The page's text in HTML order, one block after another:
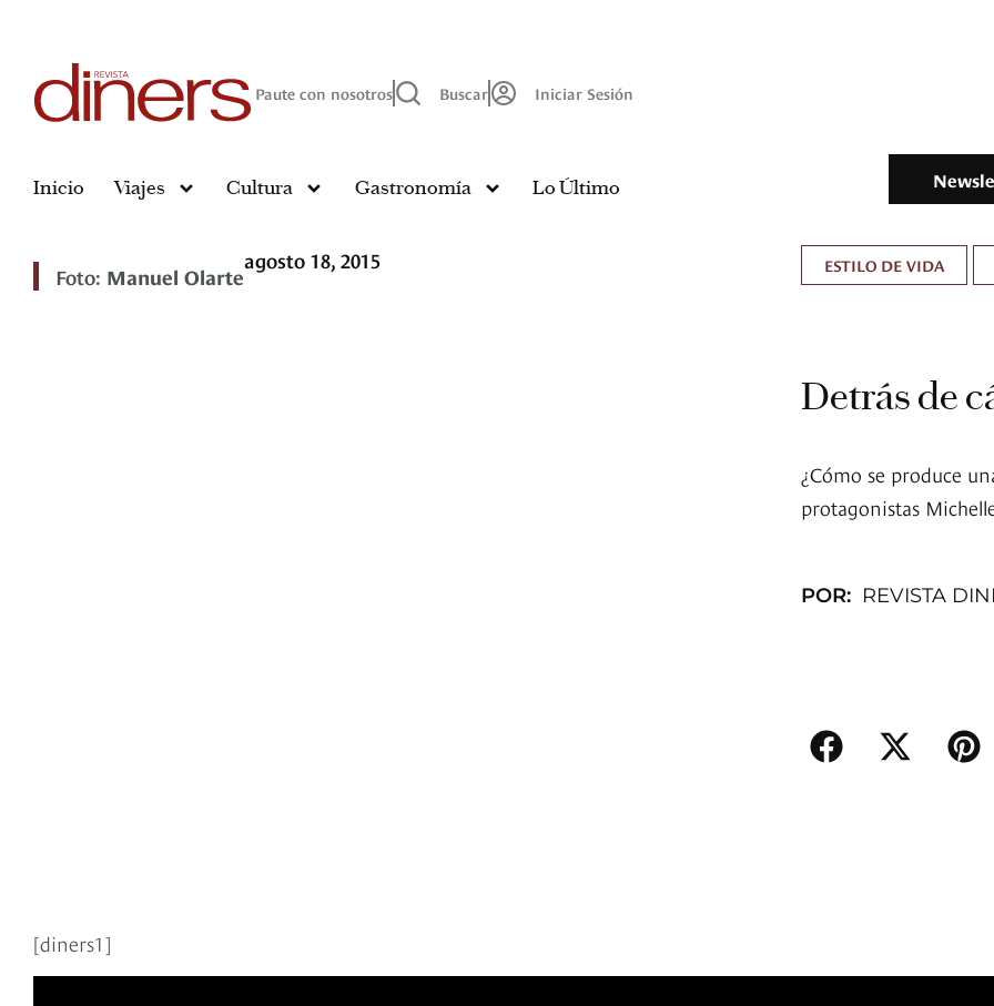
Paute con nosotros Buscar Iniciar Sesión
Inicio Viajes Cultura Gastronomía Lo Último
Foto: Manuel Olarte
agosto 18, 2015 ESTILO DE VIDA
Detrás de
¿Cómo se produce
protagonistas
POR: REVISTA
[diners1]